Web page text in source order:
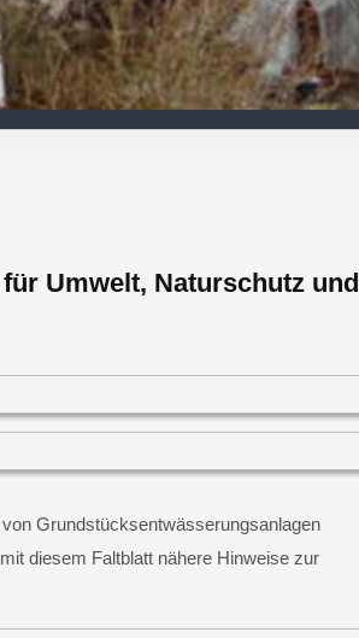
Umwelt, Naturschutz und
Grundstücksentwässerungsanlagen
diesem Faltblatt nähere Hinweise zur